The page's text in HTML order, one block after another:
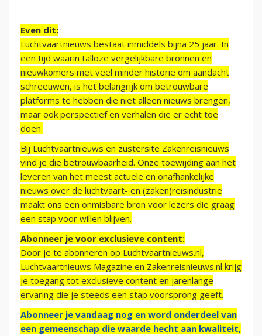
Even dit:
Luchtvaartnieuws bestaat inmiddels bijna 25 jaar. In
een tijd waarin talloze vergelijkbare bronnen en
nieuwkomers met veel minder historie om aandacht
schreeuwen, is het belangrijk om betrouwbare
platforms te hebben die niet alleen nieuws brengen,
maar ook perspectief en verhalen die er echt toe
doen.
Bij Luchtvaartnieuws en zustersite Zakenreisnieuws
vind je die betrouwbaarheid. Onze toewijding aan het
leveren van het meest actuele en onafhankelijke
nieuws over de luchtvaart- en (zaken)reisindustrie
maakt ons een onmisbare bron voor lezers die graag
een stap voor willen blijven.
Abonneer je voor exclusieve content:
Door je te abonneren op Luchtvaartnieuws.nl,
Luchtvaartnieuws Magazine en Zakenreisnieuws.nl krijg
je toegang tot exclusieve content en jarenlange
ervaring die je steeds een stap voorsprong geeft.
Abonneer je vandaag nog en word onderdeel van
een gemeenschap die waarde hecht aan kwaliteit,